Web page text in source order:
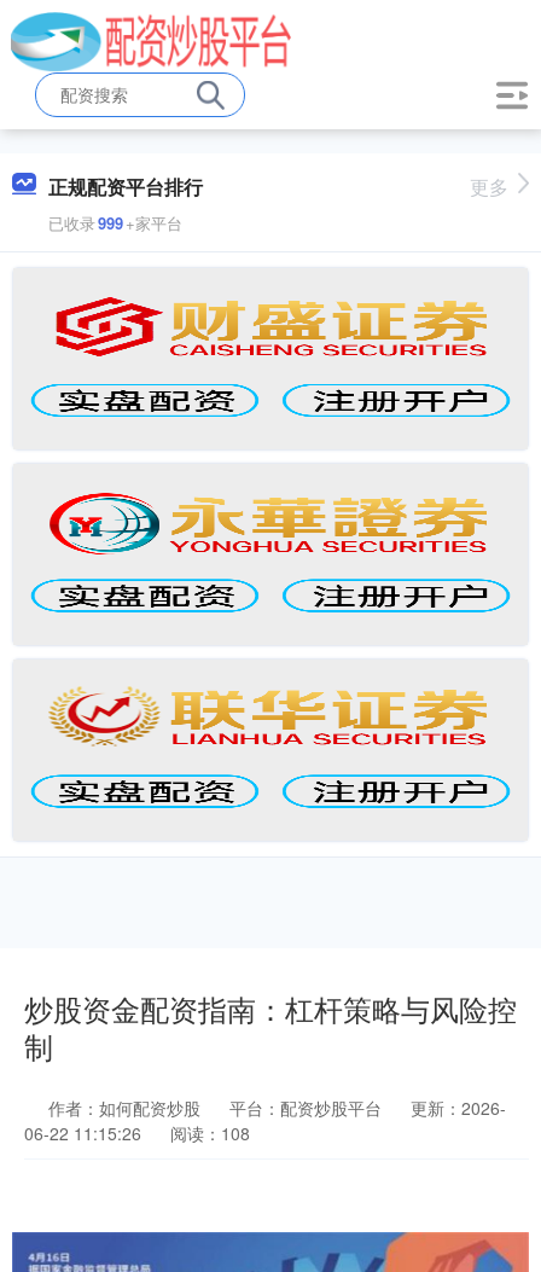
正规配资平台排行
已收录999+家平台
更多
炒股资金配资指南：杠杆策略与风险控
制
作者：如何配资炒股 平台：配资炒股平台
更新：2026-
06-22 11:15:26
阅读：108